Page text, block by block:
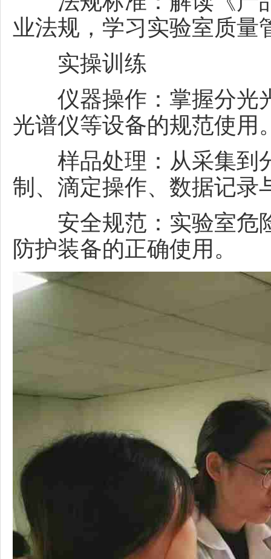
业法规，学习实验室质量
实操训练
仪器操作：掌握分光
光谱仪等设备的规范使用
样品处理：从采集到
制、滴定操作、数据记录
安全规范：实验室危
防护装备的正确使用。